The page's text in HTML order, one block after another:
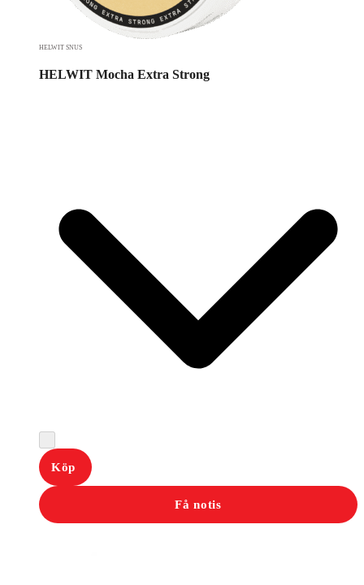
HELWIT SNUS
HELWIT Mocha Extra Strong
Köp
Få notis